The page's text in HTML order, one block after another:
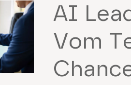
AI
Vom